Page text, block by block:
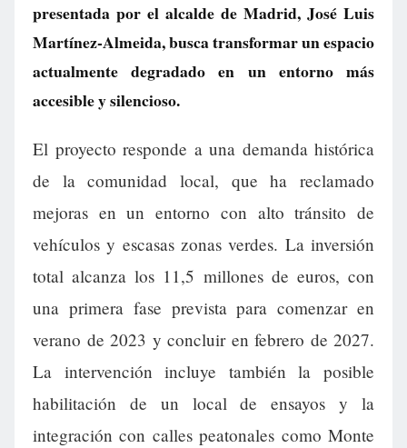
presentada por el alcalde de Madrid, José Luis
Martínez-Almeida, busca transformar un espacio
actualmente degradado en un entorno más
accesible y silencioso.
El proyecto responde a una demanda histórica
de la comunidad local, que ha reclamado
mejoras en un entorno con alto tránsito de
vehículos y escasas zonas verdes. La inversión
total alcanza los 11,5 millones de euros, con
una primera fase prevista para comenzar en
verano de 2023 y concluir en febrero de 2027.
La intervención incluye también la posible
habilitación de un local de ensayos y la
integración con calles peatonales como Monte